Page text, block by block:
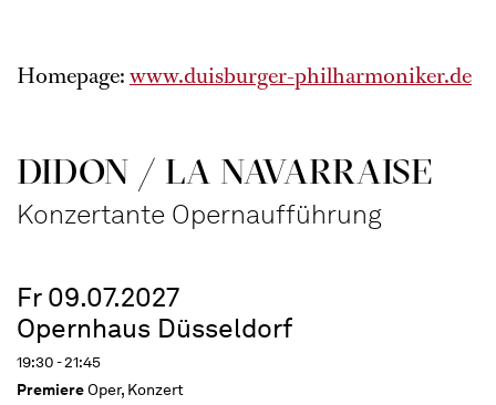
Homepage:www.duisburger-philharmoniker.de
DIDON / LA NAVAR­RAISE
Konzertante Opernaufführung
Fr 09.07.2027
Opernhaus Düsseldorf
19:30 - 21:45
PremiereOper, Konzert